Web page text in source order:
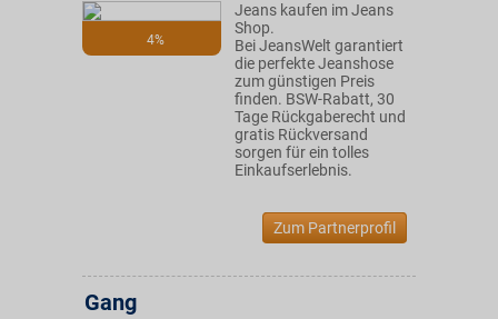
4%
Jeans kaufen im Jeans
Shop.
Bei JeansWelt garantiert
die perfekte Jeanshose
zum günstigen Preis
finden. BSW-Rabatt, 30
Tage Rückgaberecht und
gratis Rückversand
sorgen für ein tolles
Einkaufserlebnis.
Zum Partnerprofil
Gang